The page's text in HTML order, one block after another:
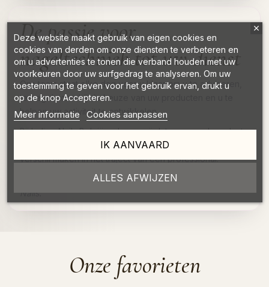
De passie voor
nageltechniek tot uw dienst
Ons team staat elke dag voor u klaar om u te adviseren,
te begeleiden bij de keuze van uw producten en u te
helpen uw activiteit te ontwikkelen.
Bij Indigo Nails België geloven wij dat een goed product,
een goede opleiding en een goede begeleiding het
verschil maken in het traject van een professional.
Bedankt dat u deel uitmaakt van de wereld van Indigo
Nails.
Onze favorieten
Deze website maakt gebruik van eigen cookies en
cookies van derden om onze diensten te verbeteren en
om u advertenties te tonen die verband houden met uw
voorkeuren door uw surfgedrag te analyseren. Om uw
toestemming te geven voor het gebruik ervan, drukt u
op de knop Accepteren.
Meer informatie Cookies aanpassen
ALLES AFWIJZEN
IK AANVAARD